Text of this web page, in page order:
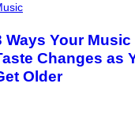
Ways Your Music
Changes as
Older